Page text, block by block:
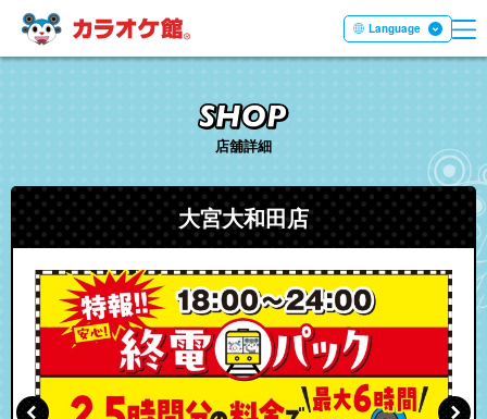
本文へ移動する Language
店舖詳細
大宮大和田店